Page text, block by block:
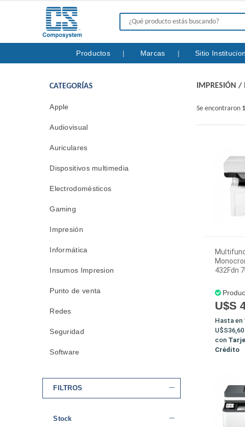
Productos Marcas Sitio
CATEGORÍAS
Apple
Audiovisual
Auriculares
Dispositivos multimedia
Electrodomésticos
Gaming
Impresión
Informática
Insumos Impresion
Punto de venta
Redes
Seguridad
Software
FILTROS
Stock
IMPRESIÓN /
Se encontraron
432Fdn
U$S
Hasta en
U$S36,60
con
Crédito